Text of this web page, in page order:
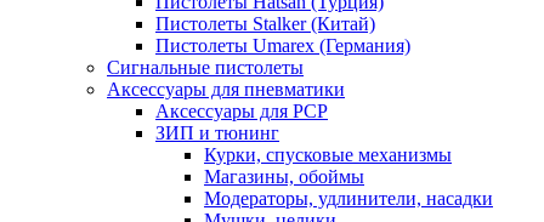
Пистолеты Stalker (Китай)
Пистолеты Umarex (Германия)
Сигнальные пистолеты
Аксессуары для пневматики
Аксессуары для PCP
ЗИП и тюнинг
Курки, спусковые механизмы
Магазины, обоймы
Модераторы, удлинители, насадки